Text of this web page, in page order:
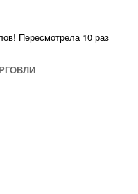
Пересмотрела 10 раз